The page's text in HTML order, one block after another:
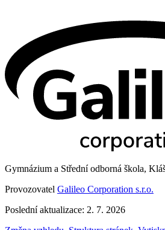
Gymnázium a Střední odborná škola,
Provozovatel Galileo Corporation s.r.o.
Poslední aktualizace: 2. 7. 2026